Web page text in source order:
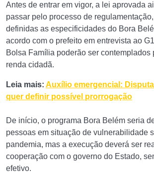
Antes de entrar em vigor, a lei aprovada
passar pelo processo de
definidas as especificidades do Bora
acordo com o prefeito em entrevista ao
Bolsa Família poderão ser contemplados
renda cidadã.
Leia mais: Auxílio emergencial:
quer definir possível prorrogação
De início, o programa Bora Belém seria
pessoas em situação de vulnerabilidade
pandemia, mas a execução deverá ser
cooperação com o governo do Estado,
efetivo.